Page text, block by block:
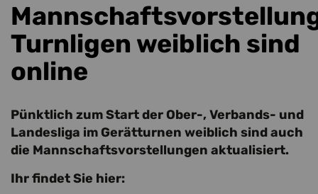
Turnligen weiblich sind
online
Pünktlich zum Start der Ober-, Verbands- und
Landesliga im Gerätturnen weiblich sind auch
die Mannschaftsvorstellungen aktualisiert.
Ihr findet Sie hier: